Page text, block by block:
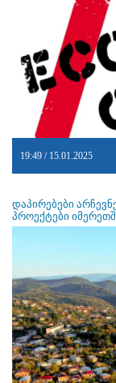
19:49 / 15.01.2025
დაპირებები
პროექტები